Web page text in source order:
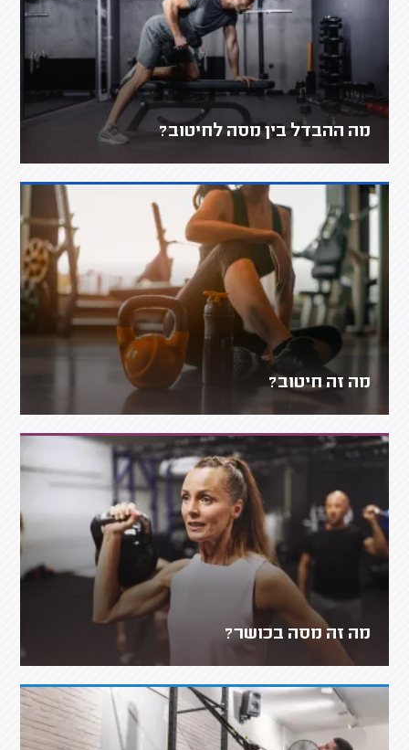
מה ההבדל בין מסה לחיטוב?
מה זה חיטוב?
מה זה מסה בכושר?